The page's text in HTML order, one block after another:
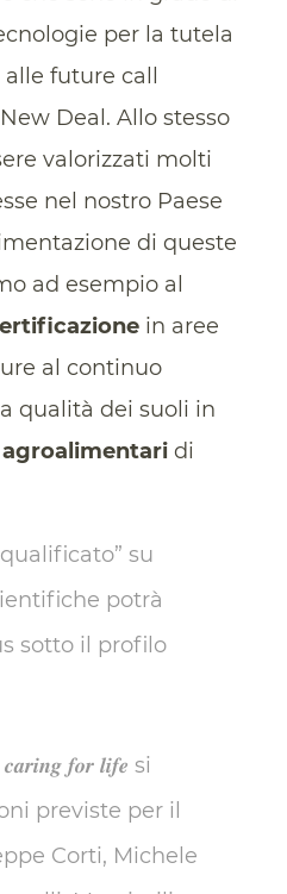
per la tutela
future call
Deal. Allo stesso
valorizzati molti
nel nostro Paese
di queste
ad esempio al
in aree
al continuo
qualità dei suoli in
di
su
potrà
sotto il profilo
𝒇𝒐𝒓 𝒍𝒊𝒇𝒆 si
previste per il
Corti, Michele